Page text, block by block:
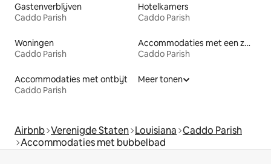
Gastenverblijven
Caddo Parish
Hotelkamers
Caddo Parish
Woningen
Caddo Parish
Accommodaties met een zwembad
Caddo Parish
Accommodaties met ontbijt
Caddo Parish
Meer tonen
Airbnb Verenigde Staten Louisiana Caddo Parish
Accommodaties met bubbelbad